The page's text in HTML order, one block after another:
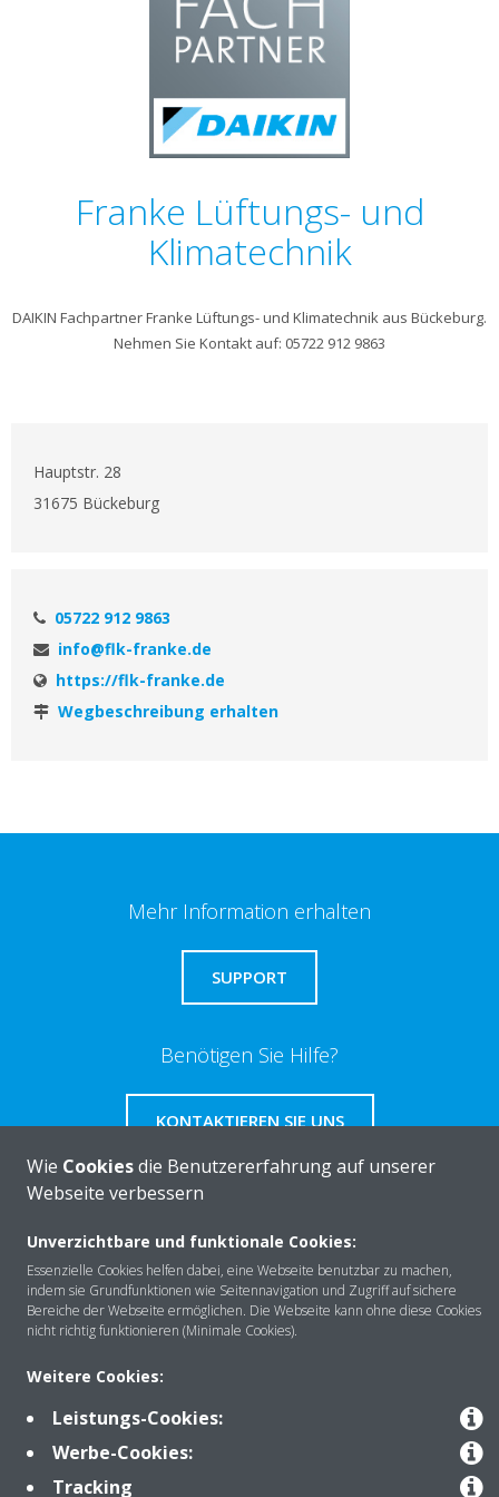
Franke Lüftungs- und
Klimatechnik
DAIKIN Fachpartner Franke Lüftungs- und Klimatechnik aus Bückeburg.
Nehmen Sie Kontakt auf: 05722 912 9863
Hauptstr. 28
31675 Bückeburg
05722 912 9863
info@flk-franke.de
https://flk-franke.de
Wegbeschreibung erhalten
Mehr Information erhalten
SUPPORT
Benötigen Sie Hilfe?
KONTAKTIEREN SIE UNS
Über DAIKIN
Anwendungsbereiche
Kontakt
Wie Cookiesdie Benutzererfahrung auf unserer
Webseite verbessern
Unverzichtbare und funktionale Cookies:
Essenzielle Cookies helfen dabei, eine Webseite benutzbar zu machen,
indem sie Grundfunktionen wie Seitennavigation und Zugriff auf sichere
Bereiche der Webseite ermöglichen. Die Webseite kann ohne diese Cookies
nicht richtig funktionieren (Minimale Cookies).
Weitere Cookies:
Leistungs-Cookies:
Werbe-Cookies:
Tracking